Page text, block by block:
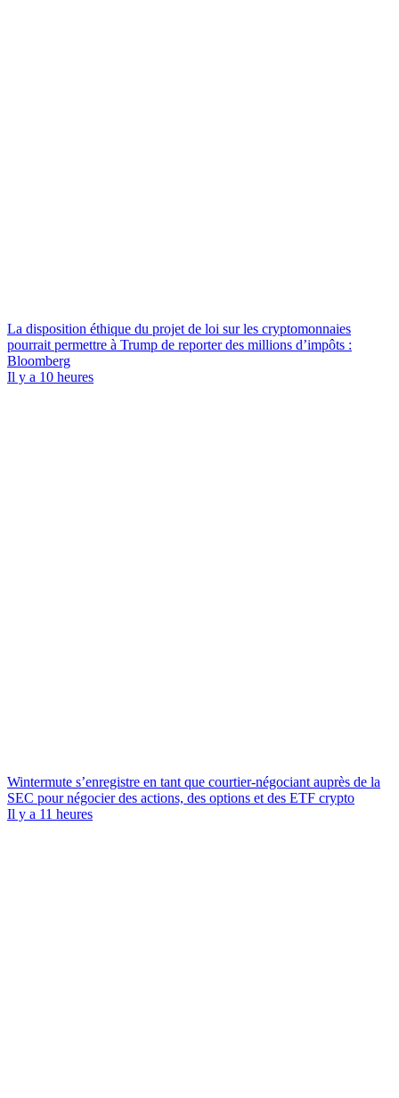
La disposition éthique du projet de loi sur les cryptomonnaies
pourrait permettre à Trump de reporter des millions d’impôts :
Bloomberg
Il y a 10 heures
Wintermute s’enregistre en tant que courtier-négociant auprès de la
SEC pour négocier des actions, des options et des ETF crypto
Il y a 11 heures